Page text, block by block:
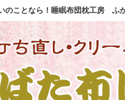
のことなら！睡眠布団枕工房 ふ